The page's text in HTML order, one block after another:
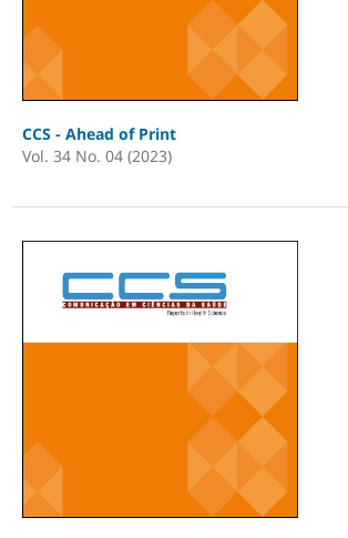
CCS - Ahead of Print
Vol. 34 No. 04 (2023)